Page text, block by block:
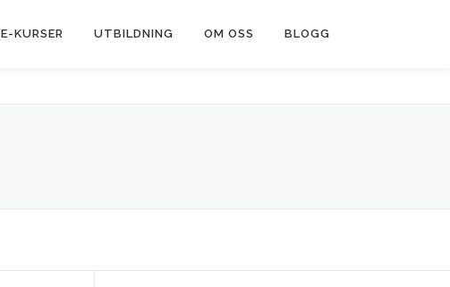
E-KURSER UTBILDNING OM OSS BLOGG